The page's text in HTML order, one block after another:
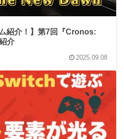
紹介！】第7回『Cronos:
介
2025.09.08